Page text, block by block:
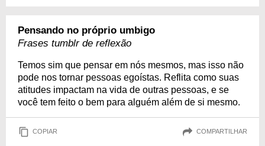
Pensando no próprio umbigo
Frases tumblr de reflexão
Temos sim que pensar em nós mesmos, mas isso não
pode nos tornar pessoas egoístas. Reflita como suas
atitudes impactam na vida de outras pessoas, e se
você tem feito o bem para alguém além de si mesmo.
COPIAR COMPARTILHAR